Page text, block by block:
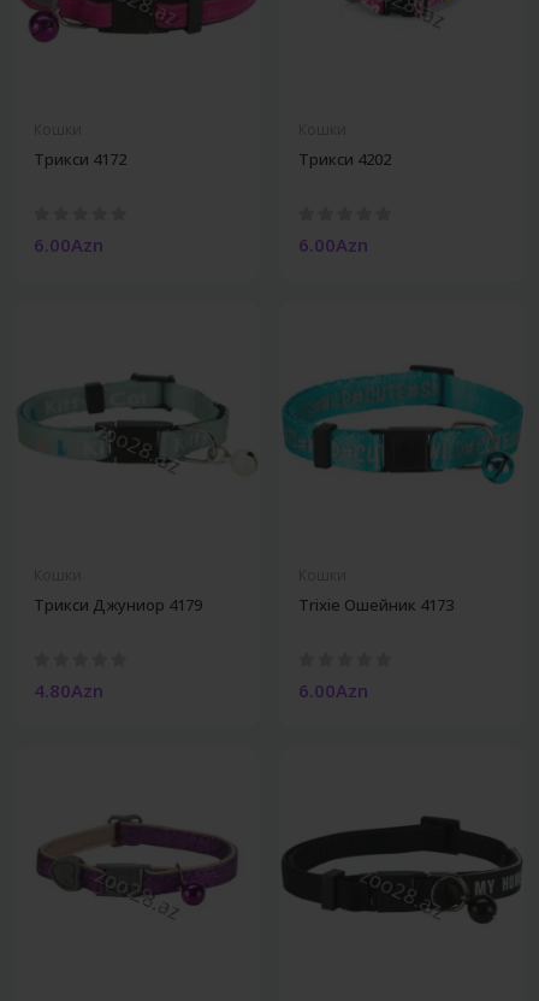
Трикси 4172
6.00Azn
Трикси 4202
6.00Azn
Трикси Джуниор 4179
4.80Azn
Trixie Ошейник 4173
6.00Azn